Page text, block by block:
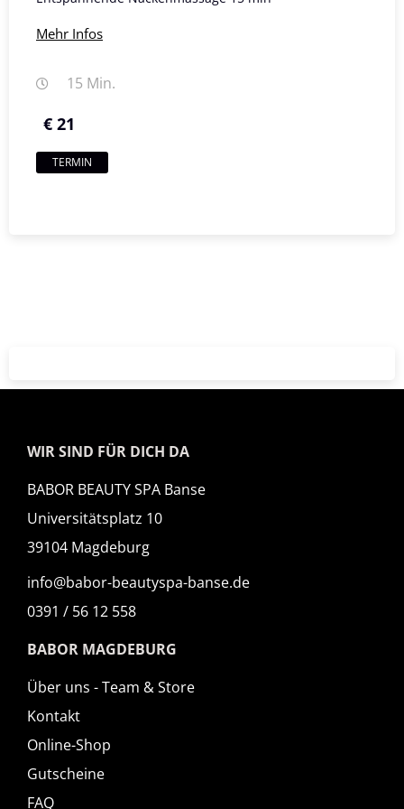
Mehr Infos
15 Min.
€ 21
TERMIN
WIR SIND FÜR DICH DA
BABOR BEAUTY SPA Banse
Universitätsplatz 10
39104 Magdeburg
info@babor-beautyspa-banse.de
0391 / 56 12 558
BABOR MAGDEBURG
Über uns - Team & Store
Kontakt
Online-Shop
Gutscheine
FAQ